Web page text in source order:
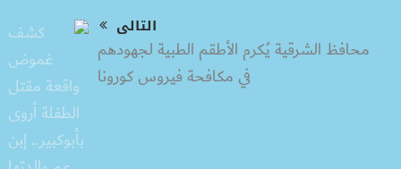
التالى
محافظ الشرقية يُكرم الأطقم الطبية لجهودهم
في مكافحة فيروس كورونا